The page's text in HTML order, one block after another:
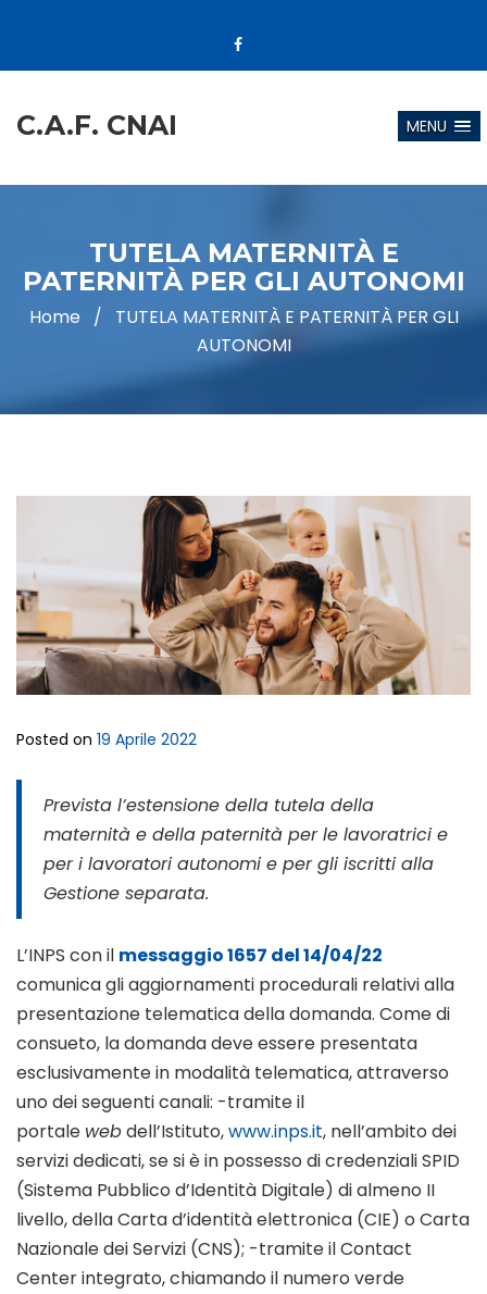
C.A.F. CNAI MENU
TUTELA MATERNITÀ E
PATERNITÀ PER GLI AUTONOMI
Home / TUTELA MATERNITÀ E PATERNITÀ PER GLI
AUTONOMI
Posted on 19 Aprile 2022
Prevista l’estensione della tutela della
maternità e della paternità per le lavoratrici e
per i lavoratori autonomi e per gli iscritti alla
Gestione separata.
L’INPS con il messaggio 1657 del 14/04/22
comunica gli aggiornamenti procedurali relativi alla
presentazione telematica della domanda. Come di
consueto, la domanda deve essere presentata
esclusivamente in modalità telematica, attraverso
uno dei seguenti canali: -tramite il
portale webdell’Istituto,www.inps.it, nell’ambito dei
servizi dedicati, se si è in possesso di credenziali SPID
(Sistema Pubblico d’Identità Digitale) di almeno II
livello, della Carta d’identità elettronica (CIE) o Carta
Nazionale dei Servizi (CNS); -tramite il Contact
Center integrato, chiamando il numero verde